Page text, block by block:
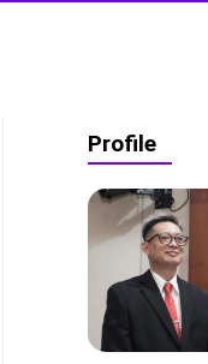
Profile